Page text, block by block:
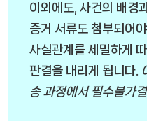
이외에도, 사건의 배경
증거 서류도 첨부되어
사실관계를 세밀하게
판결을 내리게 됩니다.
송 과정에서 필수불가